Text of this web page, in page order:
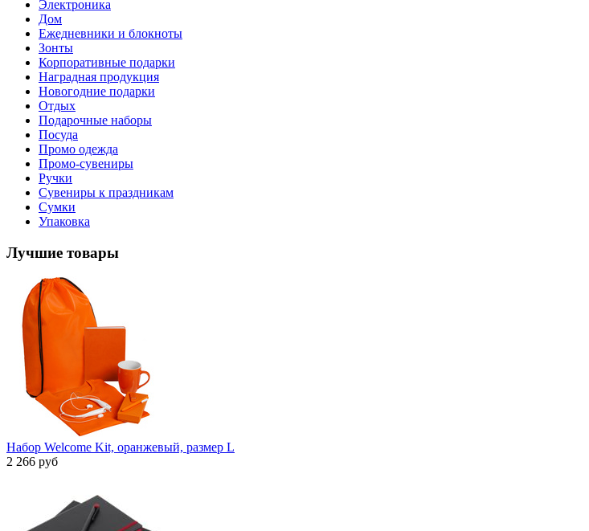
Электроника
Дом
Ежедневники и блокноты
Зонты
Корпоративные подарки
Наградная продукция
Новогодние подарки
Отдых
Подарочные наборы
Посуда
Промо одежда
Промо-сувениры
Ручки
Сувениры к праздникам
Сумки
Упаковка
Лучшие товары
Набор Welcome Kit, оранжевый, размер L
2 266 руб